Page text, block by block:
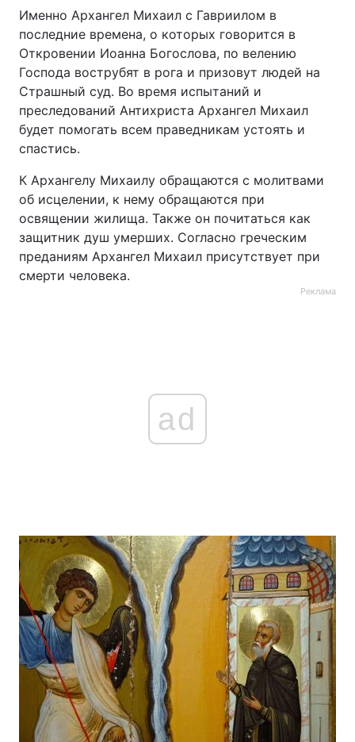
Тема оформлення
Именно Архангел Михаил с Гавриилом в
последние времена, о которых говорится в
Откровении Иоанна Богослова, по велению
Господа вострубят в рога и призовут людей на
Страшный суд. Во время испытаний и
преследований Антихриста Архангел Михаил
будет помогать всем праведникам устоять и
спастись.
К Архангелу Михаилу обращаются с молитвами
об исцелении, к нему обращаются при
освящении жилища. Также он почитаться как
защитник душ умерших. Согласно греческим
преданиям Архангел Михаил присутствует при
смерти человека.
Реклама
ad